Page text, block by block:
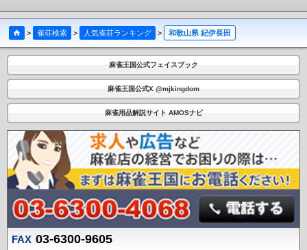
> 雀荘検索 > 人気雀荘ランキング > 和歌山県 紀伊長田
麻雀王国公式フェイスブック
麻雀王国公式X @mjkingdom
麻雀用品解説サイト AMOSナビ
FAX 03-6300-9605